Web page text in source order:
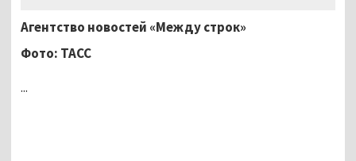
Агентство новостей «Между строк»
Фото: ТАСС
...